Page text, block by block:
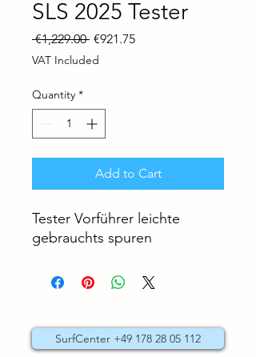
SLS 2025 Tester
€1,229.00 Regular
Price
€921.75Sale
VAT Included
Quantity *
Add to Cart
Tester Vorführer leichte
gebrauchts spuren
SurfCenter +49 178 28 05 112